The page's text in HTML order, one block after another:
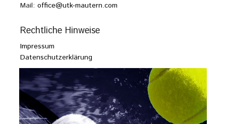
Mail: office@utk-mautern.com
Rechtliche Hinweise
Impressum
Datenschutzerklärung